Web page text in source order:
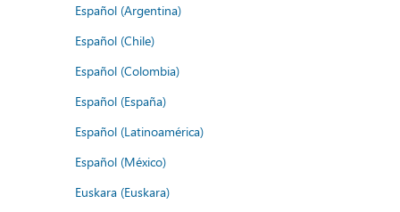
Español (Argentina)
Español (Chile)
Español (Colombia)
Español (España)
Español (Latinoamérica)
Español (México)
Euskara (Euskara)